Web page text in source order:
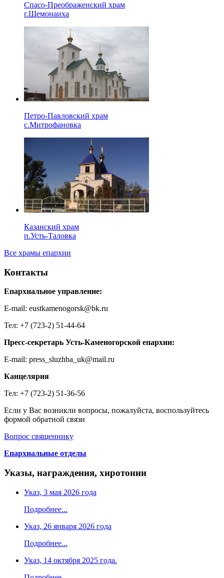
Спасо-Преображенский храм
г.Шемонаиха
Петро-Павловский храм
с.Митрофановка
Казанский храм
п.Усть-Таловка
Все храмы епархии
Контакты
Епархиальное управление:
E-mail: eustkamenogorsk@bk.ru
Тел: +7 (723-2) 51-44-64
Пресс-секретарь Усть-Каменогорской епархии:
E-mail: press_sluzhba_uk@mail.ru
Канцелярия
Тел: +7 (723-2) 51-36-56
Если у Вас возникли вопросы, пожалуйста, воспользуйтесь
формой обратной связи
Вопрос священнику
Епархиальные отделы
Указы, награждения, хиротонии
Указ, 3 мая 2026 года
Подробнее...
Указ, 26 января 2026 года
Подробнее...
Указ, 14 октября 2025 года.